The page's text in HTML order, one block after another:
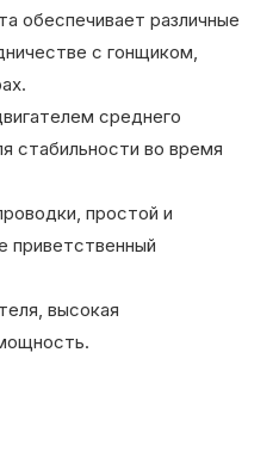
обеспечивает различные
с гонщиком,
среднего
стабильности во время
простой и
приветственный
высокая